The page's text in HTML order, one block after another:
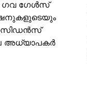
ഗവ ഗേൾസ്
റസിഡൻസ്
അധ്യാപകർ